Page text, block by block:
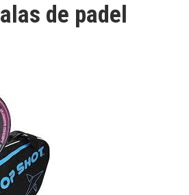
de padel